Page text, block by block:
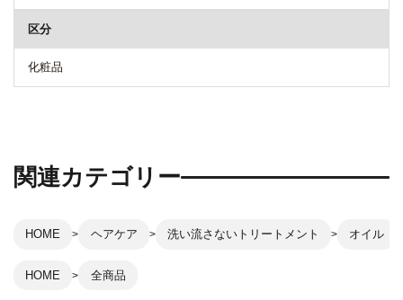
区分
化粧品
関連カテゴリー
HOME ヘアケア 洗い流さないトリートメント オイル
HOME 全商品